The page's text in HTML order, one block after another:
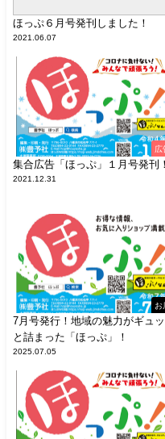
ほっぷ６月号発刊しました！
2021.06.07
広
集合広告「ほっぷ」１月号発刊！
2021.12.31
お
7月号発行！地域の魅力がギュッ
と詰まった「ほっぷ」！
2025.07.05